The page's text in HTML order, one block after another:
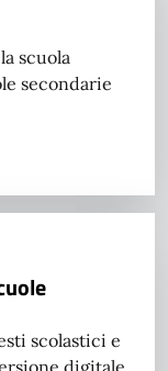
scuola
secondarie
scolastici e
digitale